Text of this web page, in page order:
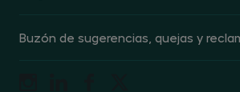
Buzón de sugerencias, quejas y